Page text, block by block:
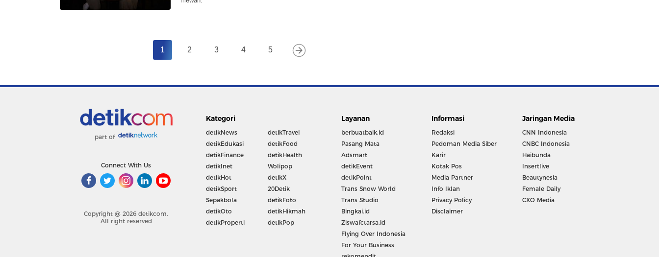
1 2 3 4 5
part of
Connect With Us
Copyright @ 2026 detikcom.
All right reserved
Kategori
detikNews
detikEdukasi
detikFinance
detikInet
detikHot
detikSport
Sepakbola
detikOto
detikProperti
detikTravel
detikFood
detikHealth
Wolipop
detikX
20Detik
detikFoto
detikHikmah
detikPop
Layanan
berbuatbaik.id
Pasang Mata
Adsmart
detikEvent
detikPoint
Trans Snow World
Trans Studio
Bingkai.id
Ziswafctarsa.id
Flying Over Indonesia
For Your Business
Informasi
Redaksi
Pedoman Media Siber
Karir
Kotak Pos
Media Partner
Info Iklan
Privacy Policy
Disclaimer
Jaringan Media
CNN Indonesia
CNBC Indonesia
Haibunda
Insertlive
Beautynesia
Female Daily
CXO Media